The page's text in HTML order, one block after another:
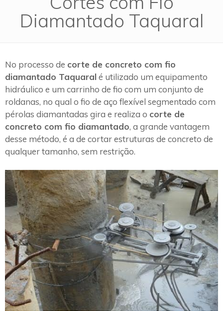
Diamantado Taquaral
No processo de corte de concreto com fio
diamantado Taquaral é utilizado um equipamento
hidráulico e um carrinho de fio com um conjunto de
roldanas, no qual o fio de aço flexível segmentado com
pérolas diamantadas gira e realiza o corte de
concreto com fio diamantado, a grande vantagem
desse método, é a de cortar estruturas de concreto de
qualquer tamanho, sem restrição.